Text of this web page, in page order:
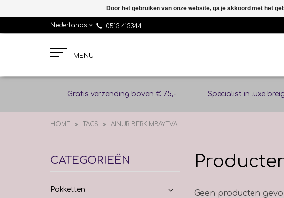
Nederlands 0513 413344
MENU
Gratis verzending boven € 75,- Specialist in luxe
HOME TAGS AINUR BERKIMBAYEVA
CATEGORIEËN
Pakketten Geen producten
Door het gebruiken van onze website, ga je akkoord met het